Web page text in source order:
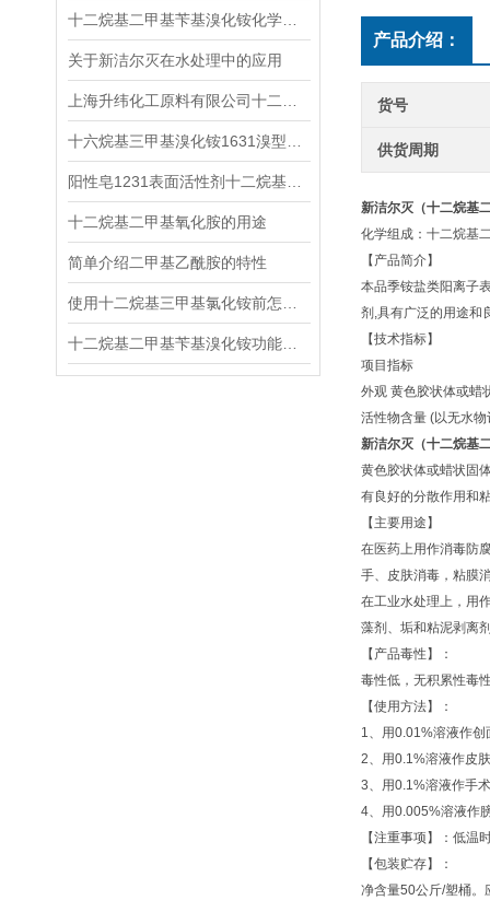
关于新洁尔灭在水处理中的应用
十二烷基二甲基氧化胺的用途
简单介绍二甲基乙酰胺的特性
产品介绍：
货号
供货周期
新洁尔灭（十二烷基
化学组成：十二烷基
【产品简介】
本品季铵盐类阳离子
剂,具有广泛的用途和
【技术指标】
项目指标
外观 黄色胶状体或蜡
活性物含量 (以无水
新洁尔灭（十二烷基
黄色胶状体或蜡状固
有良好的分散作用和
【主要用途】
在医药上用作消毒防
手、皮肤消毒，粘膜
在工业水处理上，用
藻剂、垢和粘泥剥离
【产品毒性】：
毒性低，无积累性毒
【使用方法】：
1、用0.01%溶液作创
2、用0.1%溶液作皮
3、用0.1%溶液作手
4、用0.005%溶液作
【注重事项】：低温
【包装贮存】：
净含量50公斤/塑桶。